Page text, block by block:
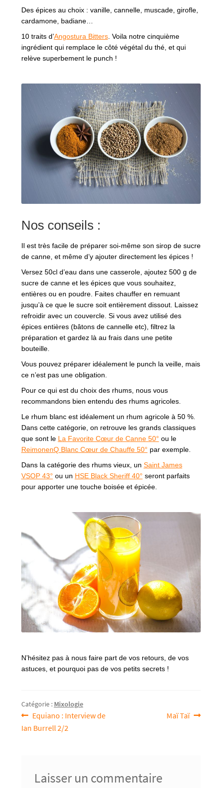
Des épices au choix : vanille, cannelle, muscade, girofle,
cardamone, badiane…
10 traits d’Angostura Bitters. Voila notre cinquième
ingrédient qui remplace le côté végétal du thé, et qui
relève superbement le punch !
Nos conseils :
Il est très facile de préparer soi-même son sirop de sucre
de canne, et même d’y ajouter directement les épices !
Versez 50cl d’eau dans une casserole, ajoutez 500 g de
sucre de canne et les épices que vous souhaitez,
entières ou en poudre. Faites chauffer en remuant
jusqu’à ce que le sucre soit entièrement dissout. Laissez
refroidir avec un couvercle. Si vous avez utilisé des
épices entières (bâtons de cannelle etc), filtrez la
préparation et gardez là au frais dans une petite
bouteille.
Vous pouvez préparer idéalement le punch la veille, mais
ce n’est pas une obligation.
Pour ce qui est du choix des rhums, nous vous
recommandons bien entendu des rhums agricoles.
Le rhum blanc est idéalement un rhum agricole à 50 %.
Dans cette catégorie, on retrouve les grands classiques
que sont le La Favorite Cœur de Canne 50° ou le
ReimonenQ Blanc Cœur de Chauffe 50° par exemple.
Dans la catégorie des rhums vieux, un Saint James
VSOP 43° ou un HSE Black Sheriff 40° seront parfaits
pour apporter une touche boisée et épicée.
N’hésitez pas à nous faire part de vos retours, de vos
astuces, et pourquoi pas de vos petits secrets !
Catégorie : Mixologie
Equiano : Interview de
Ian Burrell 2/2
Maï Taï
Laisser un commentaire